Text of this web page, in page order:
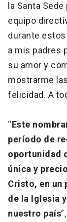
la Santa
equipo
durante
a mis padres
su amor y
mostrarme
felicidad. A
“Este
período de
oportunidad
única y
Cristo, en un
de la Iglesia
nuestro país